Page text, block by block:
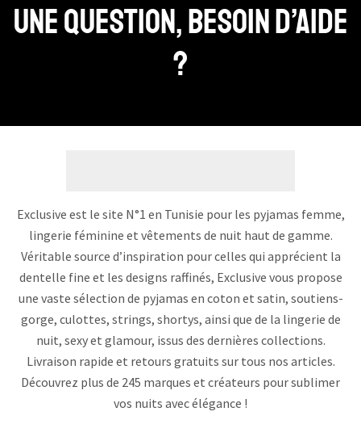
Une question, Besoin d’aide
?
Exclusive est le site N°1 en Tunisie pour les pyjamas femme,
lingerie féminine et vêtements de nuit haut de gamme.
Véritable source d’inspiration pour celles qui apprécient la
dentelle fine et les designs raffinés, Exclusive vous propose
une vaste sélection de pyjamas en coton et satin, soutiens-
gorge, culottes, strings, shortys, ainsi que de la lingerie de
nuit, sexy et glamour, issus des dernières collections.
Livraison rapide et retours gratuits sur tous nos articles.
Découvrez plus de 245 marques et créateurs pour sublimer
vos nuits avec élégance !